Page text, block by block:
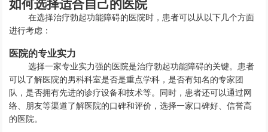
如何选择适合自己的医院
在选择治疗勃起功能障碍的医院时，患者可以从以下几个方面
进行考虑：
医院的专业实力
选择一家专业实力强的医院是治疗勃起功能障碍的关键。患者
可以了解医院的男科科室是否是重点学科，是否有知名的专家团
队，是否拥有先进的诊疗设备和技术等。同时，患者还可以通过网
络、朋友等渠道了解医院的口碑和评价，选择一家口碑好、信誉高
的医院。